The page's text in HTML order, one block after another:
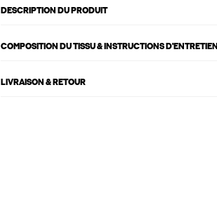
DESCRIPTION DU PRODUIT
COMPOSITION DU TISSU & INSTRUCTIONS D'ENTRETIEN
LIVRAISON & RETOUR